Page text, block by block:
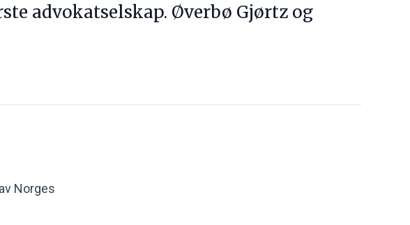
advokatselskap. Øverbø Gjørtz og
Norges